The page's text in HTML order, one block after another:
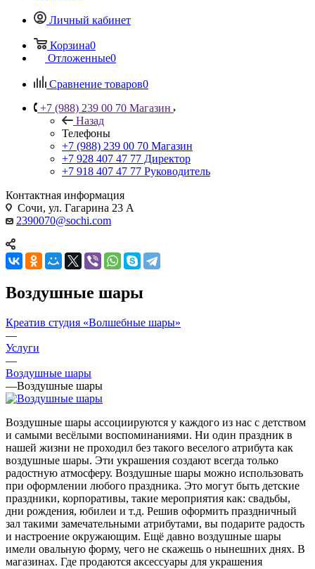
Личный кабинет
Корзина0
Отложенные0
Сравнение товаров0
+7 (988) 239 00 70 Магазин
Назад
Телефоны
+7 (988) 239 00 70 Магазин
+7 928 407 47 77 Директор
+7 918 407 47 77 Руководитель
Контактная информация
Сочи, ул. Гагарина 23 А
2390070@sochi.com
Воздушные шары
Креатив студия «Волшебные шары»
—
Услуги
—
Воздушные шары
—Воздушные шары
Воздушные шары ассоциируются у каждого из нас с детством
и самыми весёлыми воспоминаниями. Ни один праздник в
нашей жизни не проходил без такого веселого атрибута как
воздушные шары. Эти украшения создают всегда только
радостную атмосферу. Воздушные шары можно использовать
при оформлении любого праздника. Это могут быть детские
праздники, корпоративы, такие мероприятия как: свадьбы,
дни рождения, юбилеи и т.д. Решив оформить праздничный
зал такими замечательными атрибутами, вы подарите радость
и настроение окружающим. Ещё давно воздушные шары
имели овальную форму, чего не скажешь о нынешних днях. В
магазинах. Где продаются аксессуары для украшения